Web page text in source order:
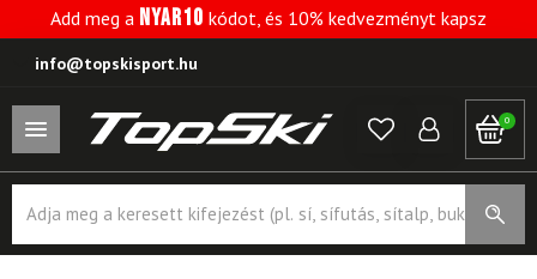
Add meg a NYAR10 kódot, és 10% kedvezményt kapsz
info@topskisport.hu
0
search